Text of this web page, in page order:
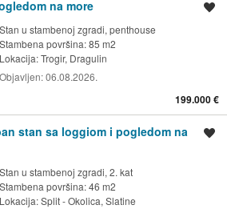
na more
Stan u stambenoj zgradi, penthouse
Stambena površina: 85 m2
Lokacija:Trogir, Dragulin
Objavljen:06.08.2026.
199.000 €
stan sa loggiom i pogledom na
Stan u stambenoj zgradi, 2. kat
Stambena površina: 46 m2
Lokacija:Split - Okolica, Slatine